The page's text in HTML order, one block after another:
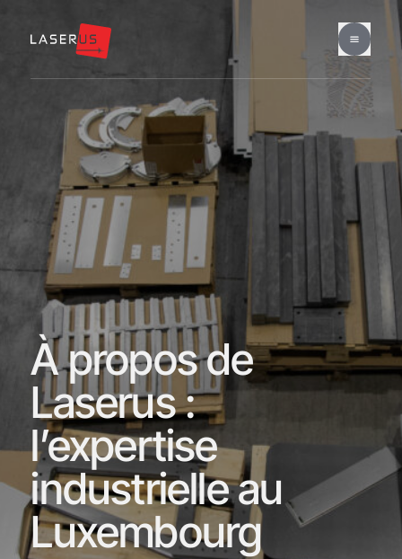
À propos de
Laserus :
l’expertise
industrielle au
Luxembourg